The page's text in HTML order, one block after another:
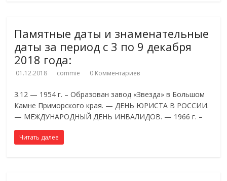
Памятные даты и знаменательные
даты за период с 3 по 9 декабря
2018 года:
01.12.2018 commie 0 Комментариев
3.12 — 1954 г. – Образован завод «Звезда» в Большом
Камне Приморского края. — ДЕНЬ ЮРИСТА В РОССИИ.
— МЕЖДУНАРОДНЫЙ ДЕНЬ ИНВАЛИДОВ. — 1966 г. –
Читать далее